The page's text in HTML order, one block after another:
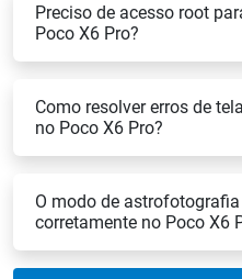
Preciso de acesso root
Poco X6 Pro?
Como resolver erros de
no Poco X6 Pro?
O modo de
corretamente no Poco X6